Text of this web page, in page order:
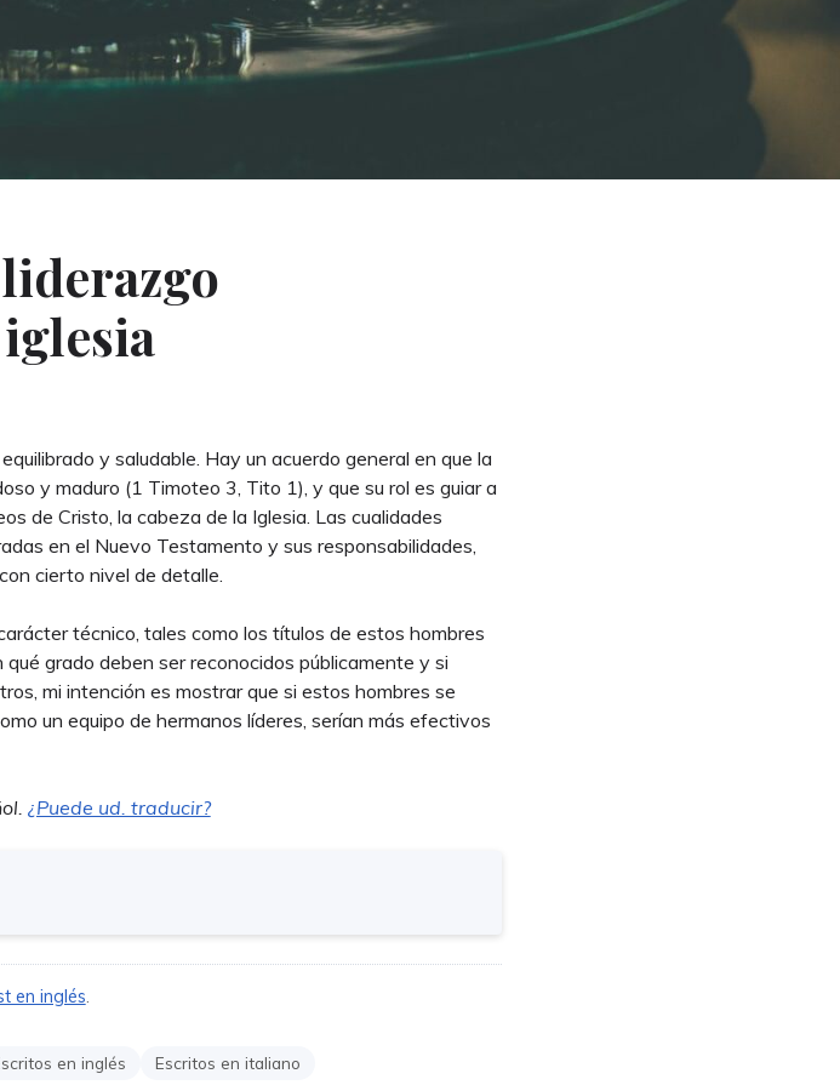
y saludable. Hay un acuerdo general en que la
y maduro (1 Timoteo 3, Tito 1), y que su rol es guiar a
de Cristo, la cabeza de la Iglesia. Las cualidades
en el Nuevo Testamento y sus responsabilidades,
cierto nivel de detalle.
técnico, tales como los títulos de estos hombres
grado deben ser reconocidos públicamente y si
mi intención es mostrar que si estos hombres se
un equipo de hermanos líderes, serían más efectivos
¿Puede ud. traducir?
en inglés.
en inglés
Escritos en italiano